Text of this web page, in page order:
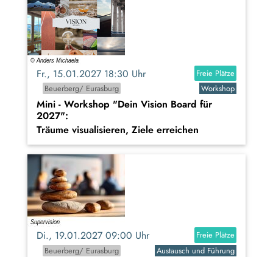
Fr., 15.01.2027 18:30 Uhr
Freie Plätze
Beuerberg/ Eurasburg
Workshop
Mini - Workshop "Dein Vision Board für
2027":
Träume visualisieren, Ziele erreichen
Di., 19.01.2027 09:00 Uhr
Freie Plätze
Beuerberg/ Eurasburg
Austausch und Führung